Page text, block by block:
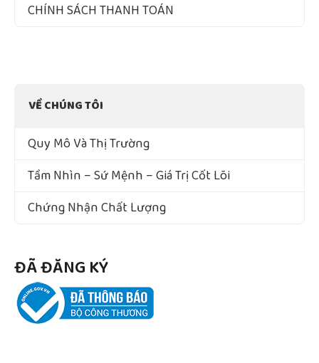
CHÍNH SÁCH THANH TOÁN
VỀ CHÚNG TÔI
Quy Mô Và Thị Trường
Tầm Nhìn – Sứ Mệnh – Giá Trị Cốt Lõi
Chứng Nhận Chất Lượng
ĐÃ ĐĂNG KÝ